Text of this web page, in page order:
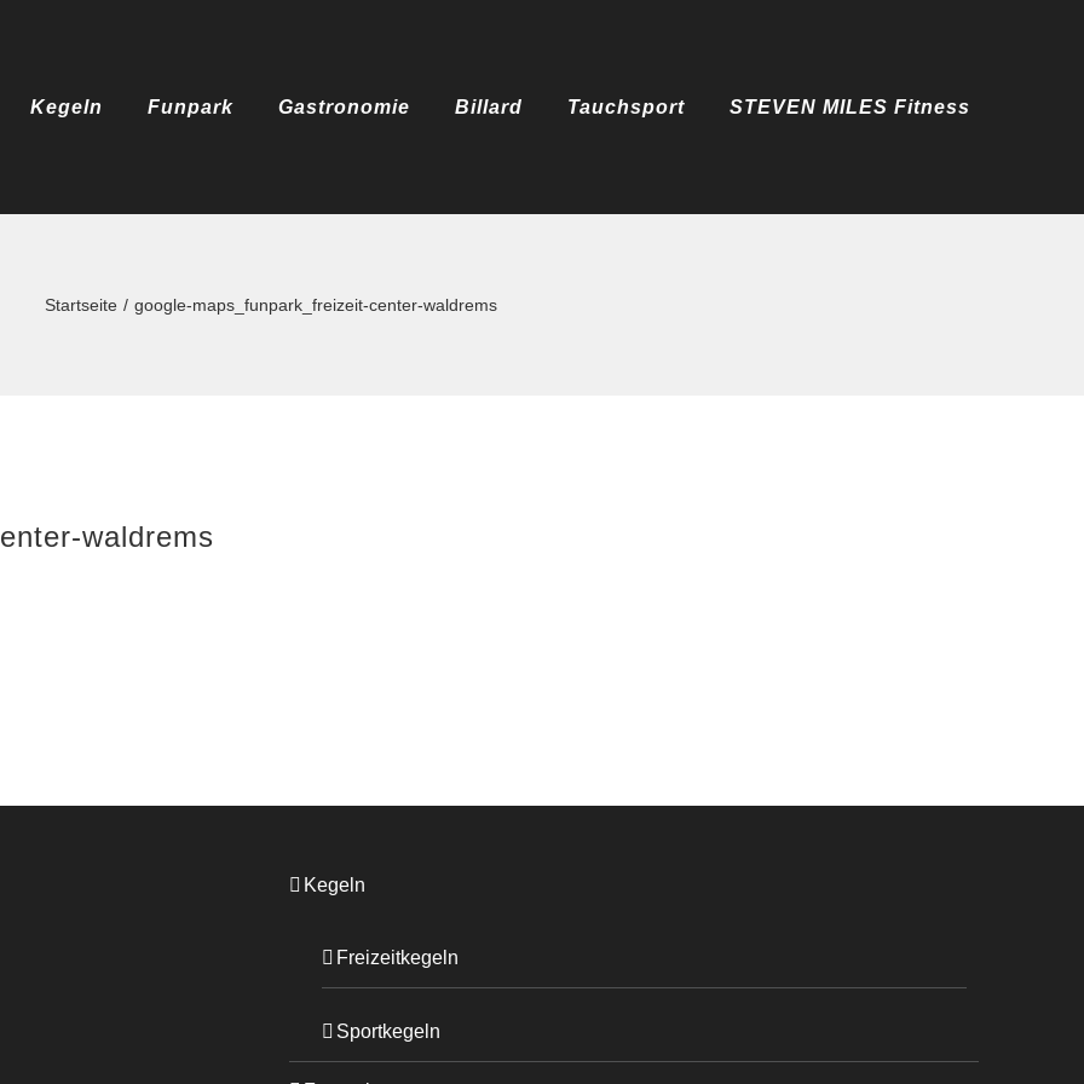
Kegeln
Funpark Gastronomie Billard Tauchsport STEVEN MILES Fitness
Startseite google-maps_funpark_freizeit-center-waldrems
waldrems
Kegeln
Freizeitkegeln
Sportkegeln